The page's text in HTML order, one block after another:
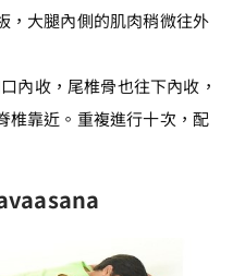
，大腿內側的肌肉稍微往外
內收，尾椎骨也往下內收，
椎靠近。重複進行十次，配